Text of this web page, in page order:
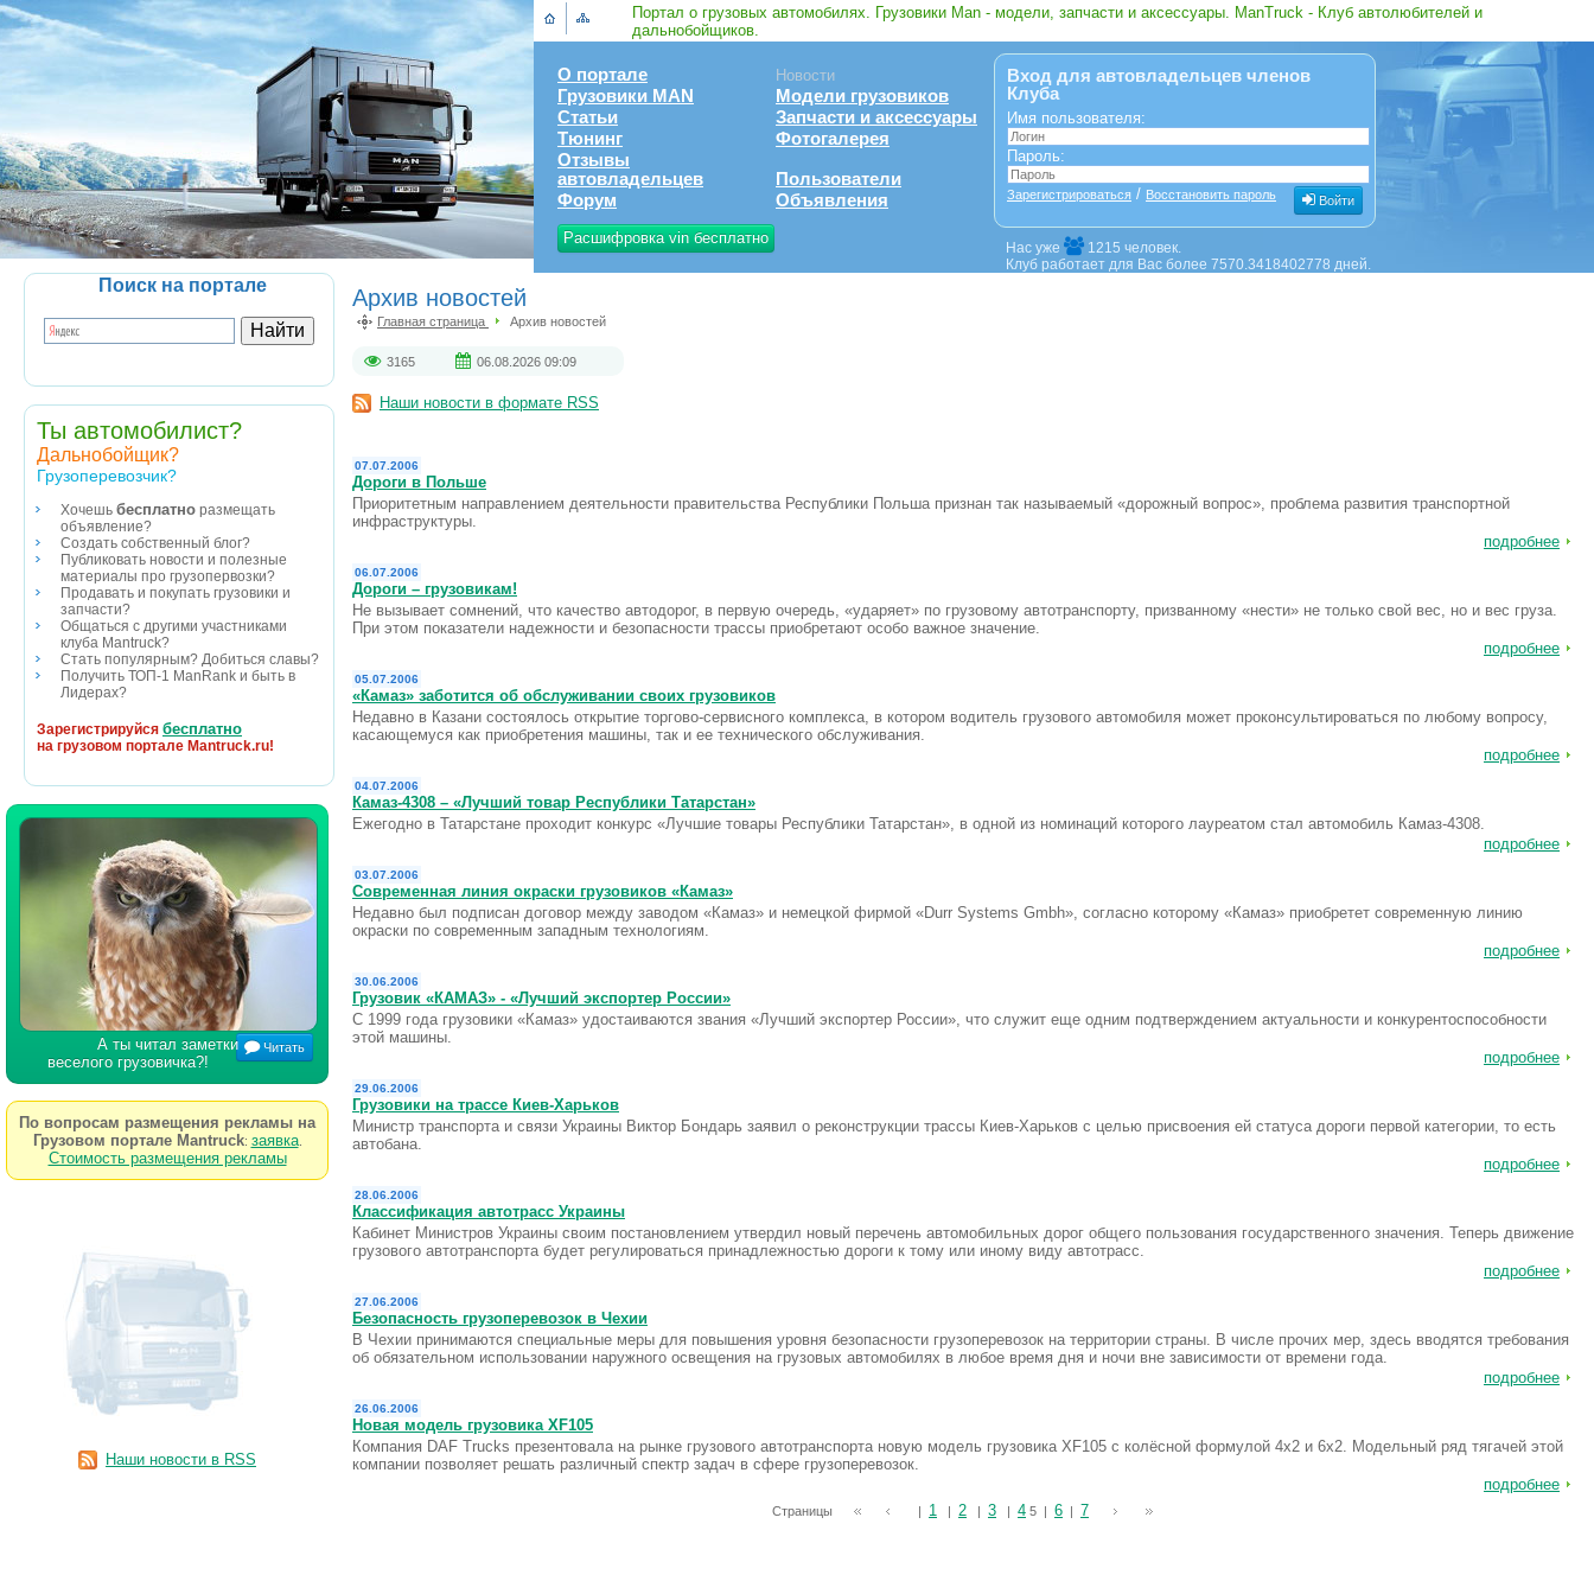
Портал о грузовых автомобилях. Грузовики Man - модели, запчасти и аксессуары. ManTruck - Клуб автолюбителей и
дальнобойщиков.
О портале Новости
Грузовики MAN
Модели грузовиков
Статьи
Запчасти и аксессуары
Тюнинг
Фотогалерея
Отзывы
автовладельцев
Пользователи
Форум
Объявления
Расшифровка vin бесплатно
Вход для автовладельцев членов
Клуба
Имя пользователя:
Пароль:
Зарегистрироваться / Восстановить пароль Войти
Нас уже
1215 человек.
Клуб работает для Вас более 7570.3418402778 дней.
Поиск на портале
Ты автомобилист?
Дальнобойщик?
Грузоперевозчик?
Хочешь бесплатно размещать
объявление?
Создать собственный блог?
Публиковать новости и полезные
материалы про грузопервозки?
Продавать и покупать грузовики и
запчасти?
Общаться с другими участниками
клуба Mantruck?
Стать популярным? Добиться славы?
Получить ТОП-1 ManRank и быть в
Лидерах?
Зарегистрируйся бесплатно
на грузовом портале Mantruck.ru!
А ты читал заметки
веселого грузовичка?!
Читать
По вопросам размещения рекламы на
Грузовом портале Mantruck: заявка.
Стоимость размещения рекламы
Наши новости в RSS
Архив новостей
Главная страница Архив новостей
3165 06.08.2026 09:09
Наши новости в формате RSS
07.07.2006
Дороги в Польше
Приоритетным направлением деятельности правительства Республики Польша признан так называемый «дорожный вопрос», проблема развития транспортной
инфраструктуры.
подробнее
06.07.2006
Дороги – грузовикам!
Не вызывает сомнений, что качество автодорог, в первую очередь, «ударяет» по грузовому автотранспорту, призванному «нести» не только свой вес, но и вес груза.
При этом показатели надежности и безопасности трассы приобретают особо важное значение.
подробнее
05.07.2006
«Камаз» заботится об обслуживании своих грузовиков
Недавно в Казани состоялось открытие торгово-сервисного комплекса, в котором водитель грузового автомобиля может проконсультироваться по любому вопросу,
касающемуся как приобретения машины, так и ее технического обслуживания.
подробнее
04.07.2006
Камаз-4308 – «Лучший товар Республики Татарстан»
Ежегодно в Татарстане проходит конкурс «Лучшие товары Республики Татарстан», в одной из номинаций которого лауреатом стал автомобиль Камаз-4308.
подробнее
03.07.2006
Современная линия окраски грузовиков «Камаз»
Недавно был подписан договор между заводом «Камаз» и немецкой фирмой «Durr Systems Gmbh», согласно которому «Камаз» приобретет современную линию
окраски по современным западным технологиям.
подробнее
30.06.2006
Грузовик «КАМАЗ» - «Лучший экспортер России»
С 1999 года грузовики «Камаз» удостаиваются звания «Лучший экспортер России», что служит еще одним подтверждением актуальности и конкурентоспособности
этой машины.
подробнее
29.06.2006
Грузовики на трассе Киев-Харьков
Министр транспорта и связи Украины Виктор Бондарь заявил о реконструкции трассы Киев-Харьков с целью присвоения ей статуса дороги первой категории, то есть
автобана.
подробнее
28.06.2006
Классификация автотрасс Украины
Кабинет Министров Украины своим постановлением утвердил новый перечень автомобильных дорог общего пользования государственного значения. Теперь движение
грузового автотранспорта будет регулироваться принадлежностью дороги к тому или иному виду автотрасс.
подробнее
27.06.2006
Безопасность грузоперевозок в Чехии
В Чехии принимаются специальные меры для повышения уровня безопасности грузоперевозок на территории страны. В числе прочих мер, здесь вводятся требования
об обязательном использовании наружного освещения на грузовых автомобилях в любое время дня и ночи вне зависимости от времени года.
подробнее
26.06.2006
Новая модель грузовика XF105
Компания DAF Trucks презентовала на рынке грузового автотранспорта новую модель грузовика XF105 с колёсной формулой 4x2 и 6x2. Модельный ряд тягачей этой
компании позволяет решать различный спектр задач в сфере грузоперевозок.
подробнее
Страницы | 1 | 2 | 3 | 4 5 | 6 | 7